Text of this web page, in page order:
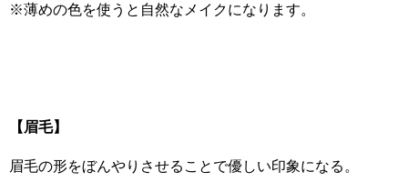
※薄めの色を使うと自然なメイクになります。
【眉毛】
眉毛の形をぼんやりさせることで優しい印象になる。